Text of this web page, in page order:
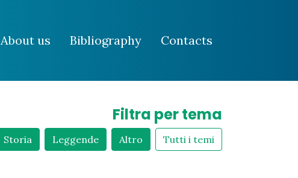
About us Bibliography Contacts
Filtra per tema
Storia Leggende Altro Tutti i temi